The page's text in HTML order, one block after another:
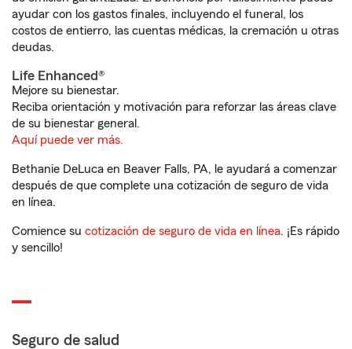
ayudar con los gastos finales, incluyendo el funeral, los
costos de entierro, las cuentas médicas, la cremación u otras
deudas.
Life Enhanced®
Mejore su bienestar.
Reciba orientación y motivación para reforzar las áreas clave
de su bienestar general.
Aquí puede ver más.
Bethanie DeLuca en Beaver Falls, PA, le ayudará a comenzar
después de que complete una cotización de seguro de vida
en línea.
Comience su cotización de seguro de vida en línea. ¡Es rápido
y sencillo!
Seguro de salud